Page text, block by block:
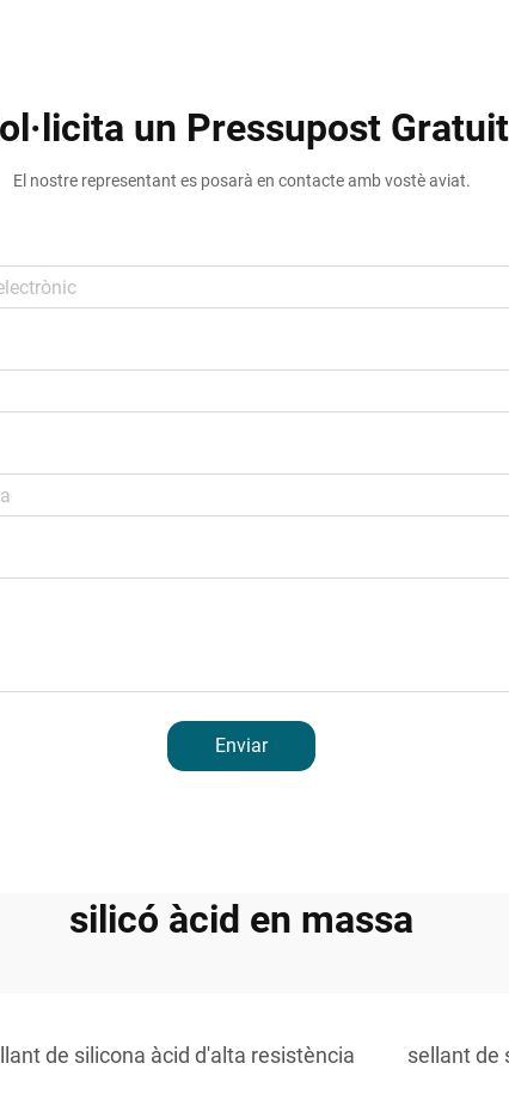
un Pressupost Gratuit
El nostre representant es posarà en contacte amb vostè aviat.
Enviar
silicó àcid en massa
de silicona àcid d'alta resistència sellant de